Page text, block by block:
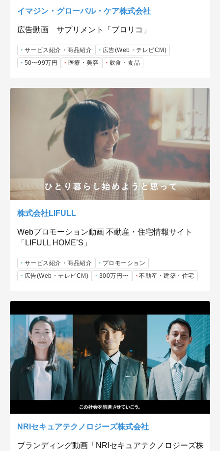
イマジン・グローバル・ケア株式会社
広告動画 サプリメント「ブロリコ」
サービス紹介・商品紹介
広告(Web・テレビCM)
50〜99万円
医療・美容 飲食・食品
株式会社LIFULL
Webプロモーション動画 不動産・住宅情報サイト
「LIFULL HOME’S」
サービス紹介・商品紹介
プロモーション
広告(Web・テレビCM)
300万円〜 不動産・建築・住宅
NRIセキュアテクノロジーズ株式会社
ブランディング動画「NRIセキュアテクノロジーズ株